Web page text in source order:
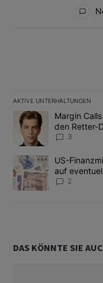
AKTIVE UNTERHALTUNGEN
Das Folgende ist
Ein Trendartikel mit
Margin
den Retter-
3
Ein Trendartikel mit
US-
auf
2
DAS KÖNNTE SIE